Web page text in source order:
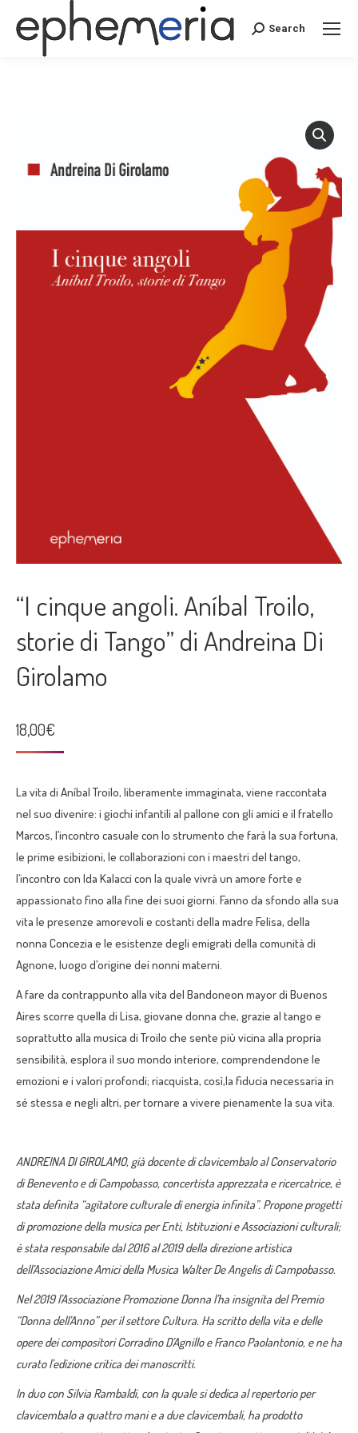
Search:Search
“I cinque angoli. Aníbal Troilo,
storie di Tango” di Andreina Di
Girolamo
18,00€
La vita di Aníbal Troilo, liberamente immaginata, viene raccontata
nel suo divenire: i giochi infantili al pallone con gli amici e il fratello
Marcos, l’incontro casuale con lo strumento che farà la sua fortuna,
le prime esibizioni, le collaborazioni con i maestri del tango,
l’incontro con Ida Kalacci con la quale vivrà un amore forte e
appassionato fino alla fine dei suoi giorni. Fanno da sfondo alla sua
vita le presenze amorevoli e costanti della madre Felisa, della
nonna Concezia e le esistenze degli emigrati della comunità di
Agnone, luogo d’origine dei nonni materni.
Afare da contrappunto alla vita del Bandoneon mayordi Buenos
Aires scorre quella di Lisa, giovane donna che, grazie al tango e
soprattutto alla musica di Troilo che sente più vicina alla propria
sensibilità, esplora il suo mondo interiore, comprendendone le
emozioni e i valori profondi; riacquista, così,la fiducia necessaria in
sé stessa e negli altri, pertornare a vivere pienamente la sua vita.
ANDREINA DI GIROLAMO, già docente di clavicembalo al Conservatorio
di Benevento e di Campobasso, concertista apprezzata e ricercatrice, è
stata definita “agitatore culturale di energia infinita”. Proponeprogetti
di promozione della musica per Enti, Istituzioni e Associazioni culturali;
è stata responsabile dal 2016 al 2019 della direzione artistica
dell’Associazione Amici della Musica Walter De Angelisdi Campobasso.
Nel 2019l’Associazione Promozione Donna l’ha insignita del Premio
“Donna dell’Anno” per il settore Cultura. Ha scritto della vita e delle
opere dei compositori Corradino D’Agnilloe Franco Paolantonio, e ne ha
curato l’edizione critica dei manoscritti.
In duo con Silvia Rambaldi, con la quale si dedica al repertorioper
clavicembalo a quattro mani e a due clavicembali, ha prodotto